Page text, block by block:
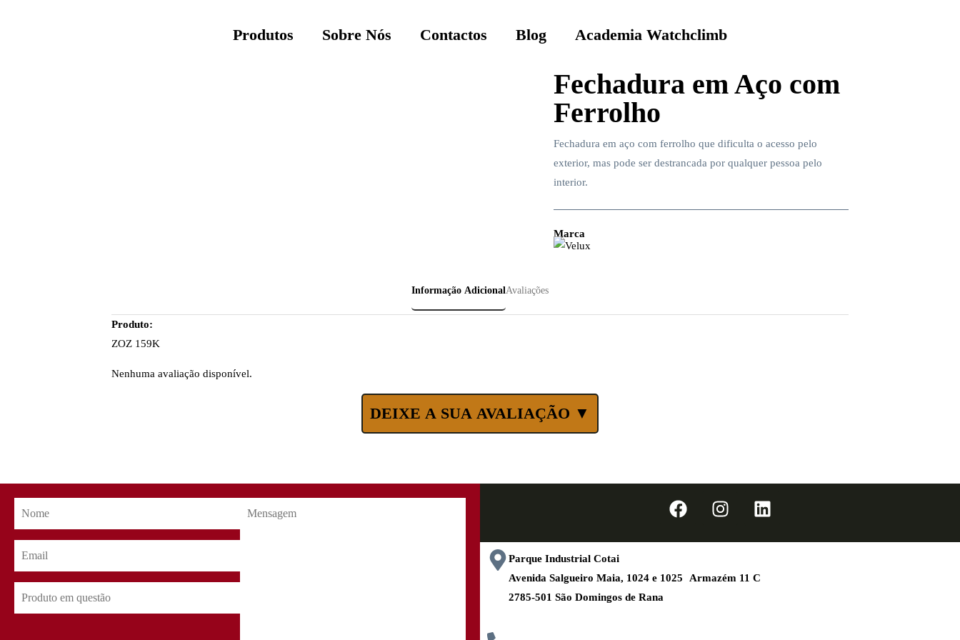
Produtos Sobre Nós Contactos Blog Academia Watchclimb
Fechadura em Aço com
Ferrolho
Fechadura em aço com ferrolho que dificulta o acesso pelo
exterior, mas pode ser destrancada por qualquer pessoa pelo
interior.
Marca
Informação AdicionalAvaliações
Produto:
ZOZ 159K
Nenhuma avaliação disponível.
DEIXE A SUA AVALIAÇÃO ▼
Parque Industrial Cotai
Avenida Salgueiro Maia, 1024 e 1025 Armazém 11 C
2785-501 São Domingos de Rana